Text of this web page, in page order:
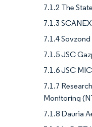
7.1.2 The
7.1.3
7.1.4
7.1.5 JSC
7.1.6 JSC
7.1.7
Monitoring
7.1.8 Dauria